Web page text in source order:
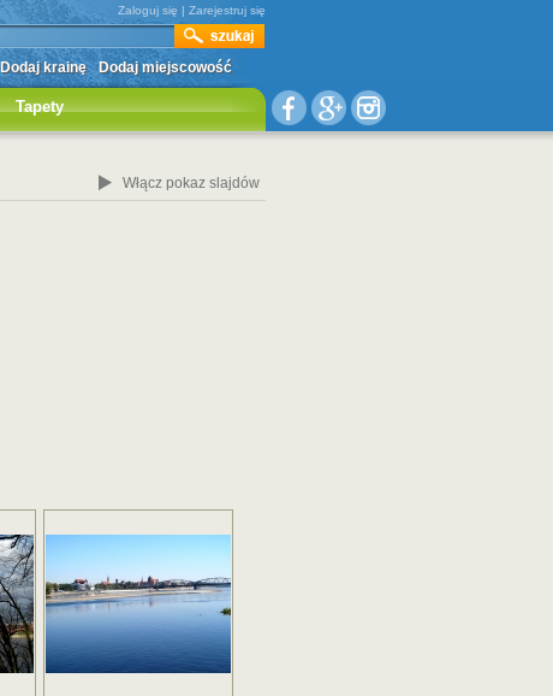
Zaloguj się | Zarejestruj się
Dodaj krainę Dodaj miejscowość
Tapety
Włącz pokaz slajdów